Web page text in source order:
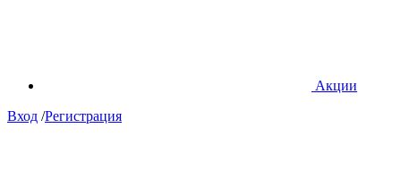
Акции
Вход /Регистрация